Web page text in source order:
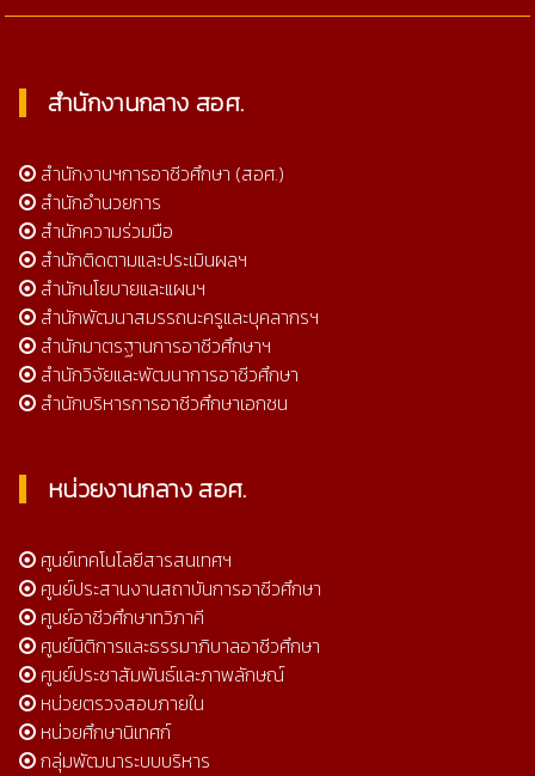
สำนักงานกลาง สอศ.
สำนักงานฯการอาชีวศึกษา (สอศ.)
สำนักอำนวยการ
สำนักความร่วมมือ
สำนักติดตามและประเมินผลฯ
สำนักนโยบายและแผนฯ
สำนักพัฒนาสมรรถนะครูและบุคลากรฯ
สำนักมาตรฐานการอาชีวศึกษาฯ
สำนักวิจัยและพัฒนาการอาชีวศึกษา
สำนักบริหารการอาชีวศึกษาเอกชน
หน่วยงานกลาง สอศ.
ศูนย์เทคโนโลยีสารสนเทศฯ
ศูนย์ประสานงานสถาบันการอาชีวศึกษา
ศูนย์อาชีวศึกษาทวิภาคี
ศูนย์นิติการและธรรมาภิบาลอาชีวศึกษา
ศูนย์ประชาสัมพันธ์และภาพลักษณ์
หน่วยตรวจสอบภายใน
หน่วยศึกษานิเทศก์
กลุ่มพัฒนาระบบบริหาร